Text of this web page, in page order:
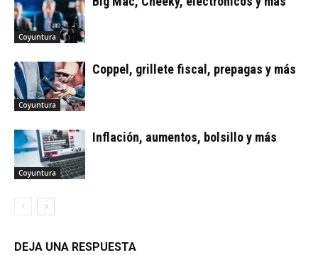
Coyuntura
Coyuntura
Coppel, grillete fiscal, prepagas y más
Coyuntura
Inflación, aumentos, bolsillo y más
DEJA UNA RESPUESTA